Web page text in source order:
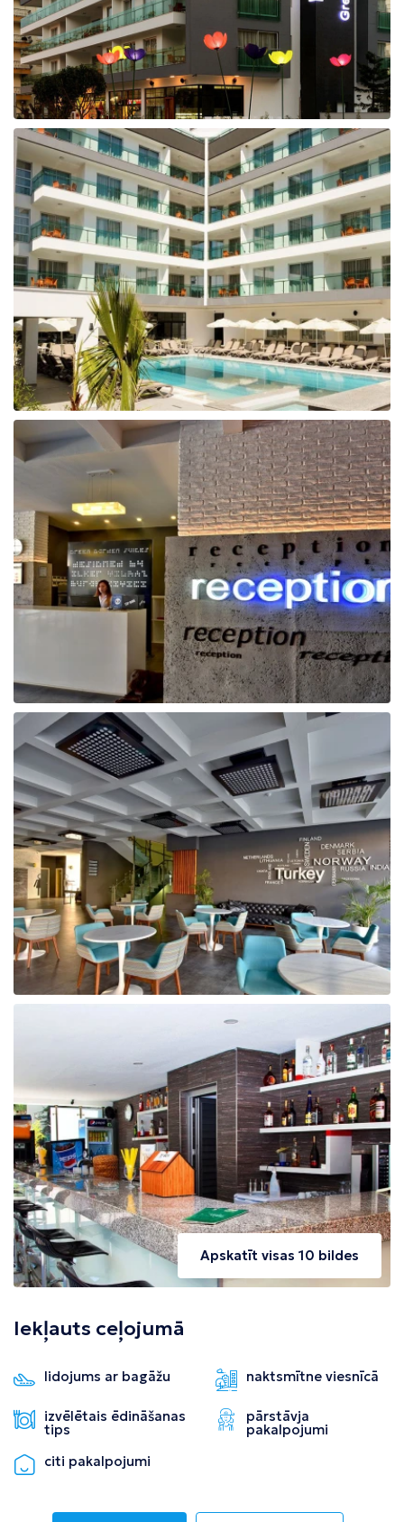
Taizeme
Turcija
Apvienotie Arābu Emirāti
Itālija
Kipra
Dominikānas Republika
Vjetnama
Tanzānija
Bulgārija
Melnkalne
Šrilanka
Tunisija
Albānija
Apskatīt visas 10 bildes
Iekļauts ceļojumā
lidojums ar bagāžu naktsmītne viesnīcā
izvēlētais ēdināšanas
tips
pārstāvja
pakalpojumi
citi pakalpojumi